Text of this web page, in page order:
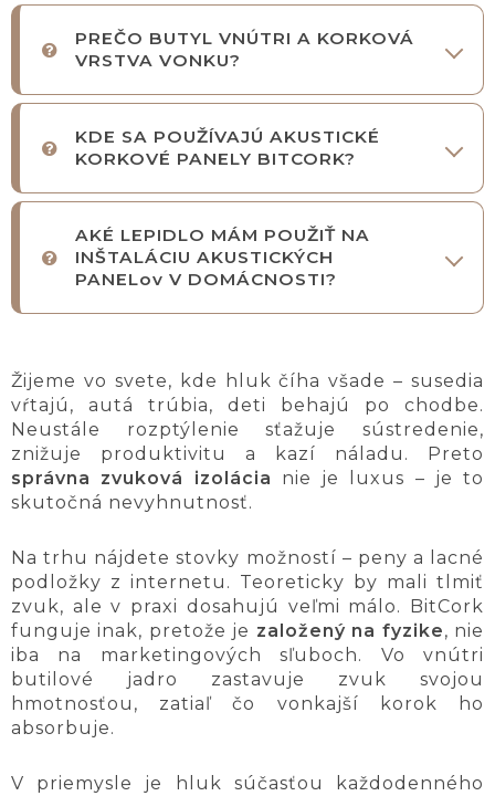
PREČO BUTYL VNÚTRI A KORKOVÁ
VRSTVA VONKU?
KDE SA POUŽÍVAJÚ AKUSTICKÉ
KORKOVÉ PANELY BITCORK?
AKÉ LEPIDLO MÁM POUŽIŤ NA
INŠTALÁCIU AKUSTICKÝCH
PANELov V DOMÁCNOSTI?
Žijeme vo svete, kde hluk číha všade – susedia
vŕtajú, autá trúbia, deti behajú po chodbe.
Neustále rozptýlenie sťažuje sústredenie,
znižuje produktivitu a kazí náladu. Preto
správna zvuková izolácia nie je luxus – je to
skutočná nevyhnutnosť.
Na trhu nájdete stovky možností – peny a lacné
podložky z internetu. Teoreticky by mali tlmiť
zvuk, ale v praxi dosahujú veľmi málo. BitCork
funguje inak, pretože je založený na fyzike, nie
iba na marketingových sľuboch. Vo vnútri
butilové jadro zastavuje zvuk svojou
hmotnosťou, zatiaľ čo vonkajší korok ho
absorbuje.
V priemysle je hluk súčasťou každodenného